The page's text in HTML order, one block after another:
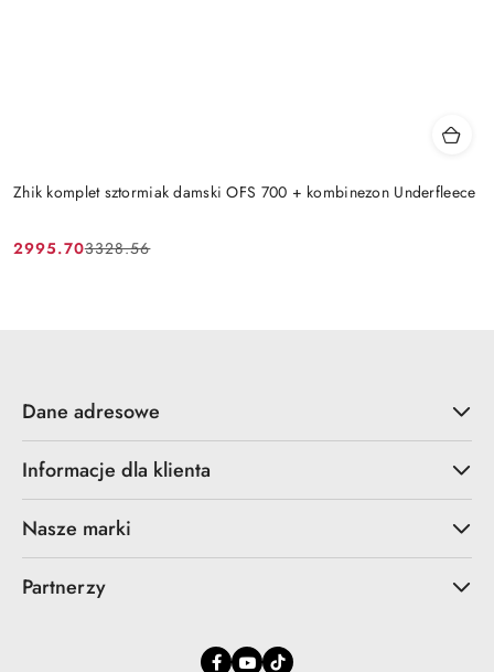
Zhik komplet sztormiak damski OFS 700 + kombinezon Underfleece
Cena
2995.70
Cena
3328.56
Dane adresowe
Informacje dla klienta
Nasze marki
Partnerzy